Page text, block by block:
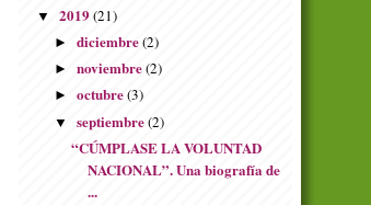
▼ 2019 (21)
► diciembre(2)
► noviembre(2)
► octubre(3)
▼ septiembre(2)
“CÚMPLASE LA VOLUNTAD
NACIONAL”. Una biografía de
...